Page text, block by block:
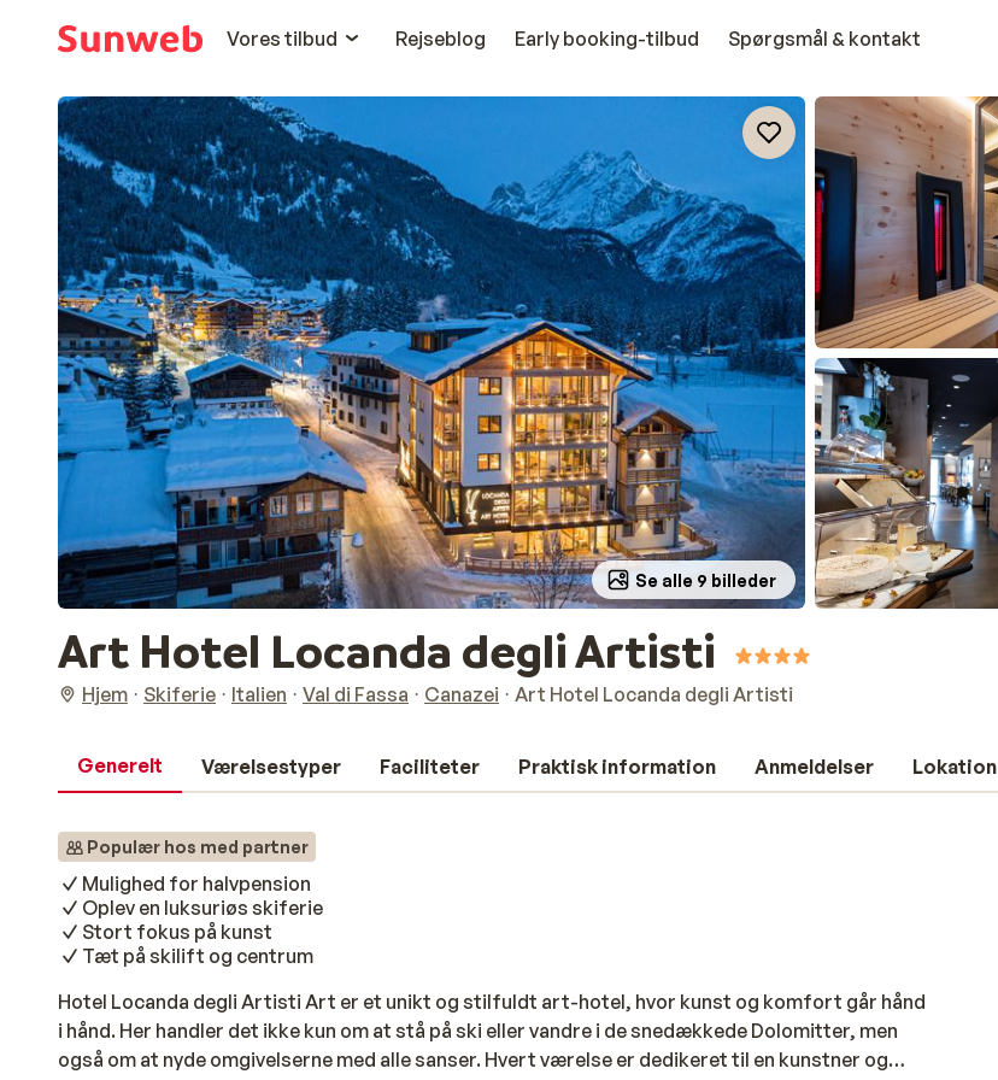
Vores tilbud
Rejseblog Early booking-tilbud Spørgsmål & kontakt
Se alle 9 billeder
Art Hotel Locanda degli Artisti
Hjem Skiferie Italien Val di Fassa Canazei Art Hotel Locanda degli Artisti
Generelt Værelsestyper Faciliteter Praktisk information Anmeldelser Lokation
Populær hos med partner
Mulighed for halvpension
Oplev en luksuriøs skiferie
Stort fokus på kunst
Tæt på skilift og centrum
Hotel Locanda degli Artisti Art er et unikt og stilfuldt art-hotel, hvor kunst og komfort går hånd
i hånd. Her handler det ikke kun om at stå på ski eller vandre i de snedækkede Dolomitter, men
også om at nyde omgivelserne med alle sanser. Hvert værelse er dedikeret til en kunstner og